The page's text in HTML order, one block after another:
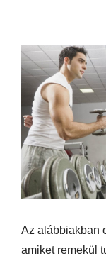
Az alábbiakban
amiket remekül